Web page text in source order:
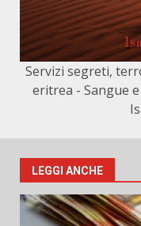
Servizi segreti,
eritrea - Sangue
LEGGI ANCHE